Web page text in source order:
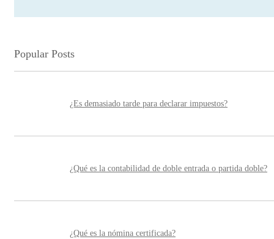
Popular Posts
¿Es demasiado tarde para declarar impuestos?
¿Qué es la contabilidad de doble entrada o partida doble?
¿Qué es la nómina certificada?